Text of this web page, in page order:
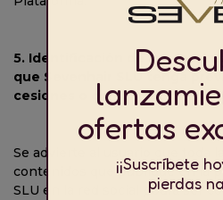
5. Identificación de los
que Sevenhair SLU tenga
cesiones o comunicaciones
Se advierte al usuario que toda
contenidos que publique en la
SLU en la red social podrá ser